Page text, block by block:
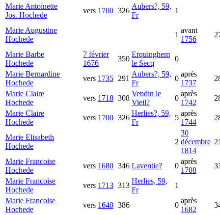
Marie Antoinette
Jos. Hochede
vers 1700 326
Aubers?, 59,
Fr
1
Marie Augustine
Hochede
1
avant
1756
Marie Barbe
Hochede
7 février
1676
350
Erquinghem
le Secq
0
Marie Bernardine
Hochede
vers 1735 291
Aubers?, 59,
Fr
0
après
1737
Marie Claire
Hochede
vers 1718 308
Vendin le
Vieil?
0
après
1742
Marie Claire
Hochede
vers 1700 326
Herlies?, 59,
Fr
5
après
1744
Marie Elisabeth
Hochede
2
30
décembre
1814
Marie Francoise
Hochede
vers 1680 346 Laventie? 0
après
1708
Marie Francoise
Hochede
vers 1713 313
Herlies, 59,
Fr
1
Marie Francoise
Hochede
vers 1640 386 0
après
1682